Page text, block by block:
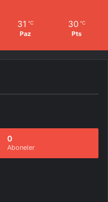
31 ℃
Paz
30 ℃
Pts
0
Aboneler